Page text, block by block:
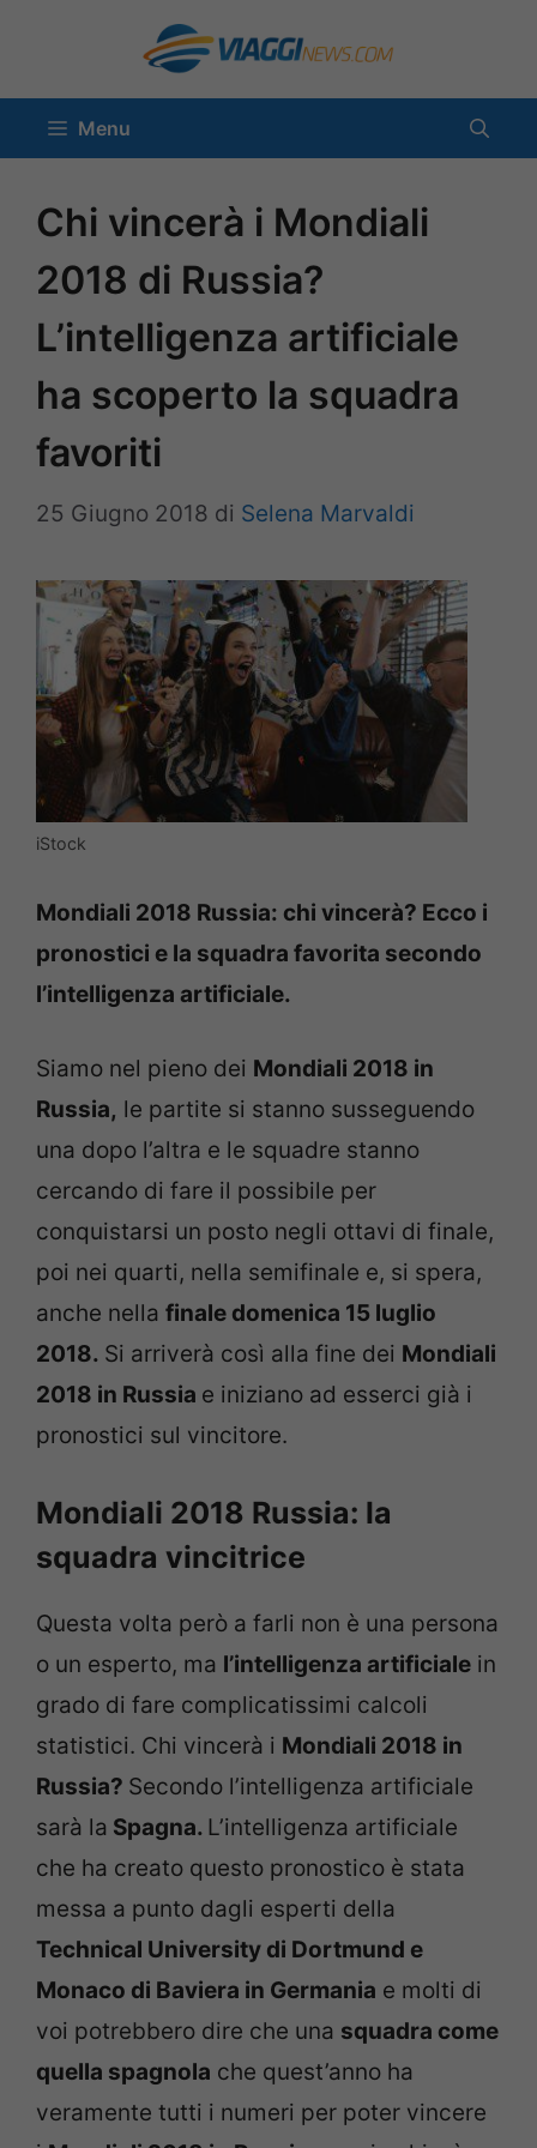
contenuto
Menu
Chi vincerà i Mondiali
2018 di Russia?
L’intelligenza artificiale
ha scoperto la squadra
favoriti
25 Giugno 2018 di Selena Marvaldi
iStock
Mondiali 2018 Russia: chi vincerà? Ecco i
pronostici e la squadra favorita secondo
l’intelligenza artificiale.
Siamo nel pieno dei Mondiali 2018 in
Russia, le partite si stanno susseguendo
una dopo l’altra e le squadre stanno
cercando di fare il possibile per
conquistarsi un posto negli ottavi di finale,
poi nei quarti, nella semifinale e, si spera,
anche nella finale domenica 15 luglio
2018. Si arriverà così alla fine dei Mondiali
2018 in Russia e iniziano ad esserci già i
pronostici sul vincitore.
Mondiali 2018 Russia: la
squadra vincitrice
Questa volta però a farli non è una persona
o un esperto, ma l’intelligenza artificiale in
grado di fare complicatissimi calcoli
statistici. Chi vincerà i Mondiali 2018 in
Russia? Secondo l’intelligenza artificiale
sarà la Spagna. L’intelligenza artificiale
che ha creato questo pronostico è stata
messa a punto dagli esperti della
Technical University di Dortmund e
Monaco di Baviera in Germania e molti di
voi potrebbero dire che una squadra come
quella spagnola che quest’anno ha
veramente tutti i numeri per poter vincere